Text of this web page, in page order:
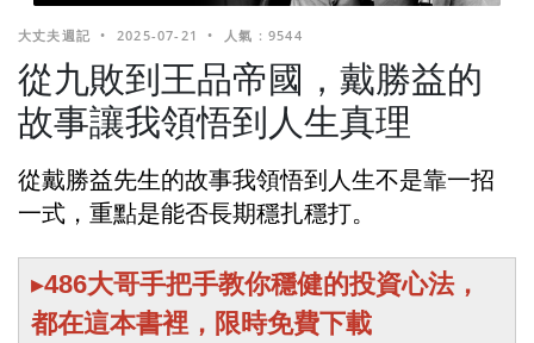
大丈夫週記 • 2025-07-21 • 人氣 : 9544
從九敗到王品帝國，戴勝益的
故事讓我領悟到人生真理
從戴勝益先生的故事我領悟到人生不是靠一招
一式，重點是能否長期穩扎穩打。
▸486大哥手把手教你穩健的投資心法，
都在這本書裡，限時免費下載